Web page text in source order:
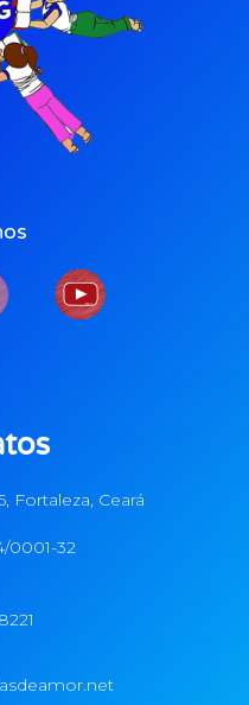
Fortaleza, Ceará
0001-32